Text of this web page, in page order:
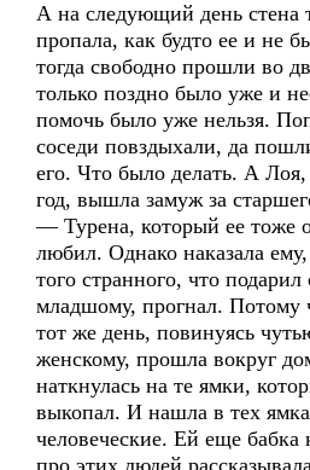
А на следующий день стена
пропала, как будто ее и не
тогда свободно прошли во
только поздно было уже и
помочь было уже нельзя.
соседи повздыхали, да
его. Что было делать. А
год, вышла замуж за
— Турена, который ее тоже
любил. Однако наказала
того странного, что подарил
младшому, прогнал. Потому
тот же день, повинуясь
женскому, прошла вокруг
наткнулась на те ямки,
выкопал. И нашла в тех
человеческие. Ей еще бабка
про этих людей